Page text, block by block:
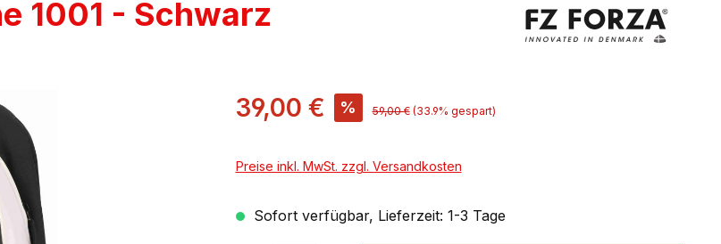
1001 - Schwarz
39,00 € % 59,00 € (33.9% gespart)
Preise inkl. MwSt. zzgl. Versandkosten
Sofort verfügbar, Lieferzeit: 1-3 Tage